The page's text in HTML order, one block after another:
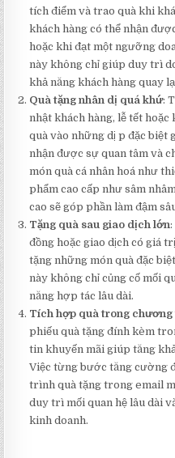
tích điểm và trao quà khi
khách hàng có thể nhận
hoặc khi đạt một ngưỡng
này không chỉ giúp duy trì
khả năng khách hàng quay
Quà tặng nhân dị quá khứ:
nhật khách hàng, lễ tết
quà vào những dị p đặc biệt
nhận được sự quan tâm và
món quà cá nhân hoá như
phẩm cao cấp như sâm
cao sẽ góp phần làm đậm
Tặng quà sau giao dịch lớn
đồng hoặc giao dịch có giá
tặng những món quà đặc
này không chỉ củng cố mối
năng hợp tác lâu dài.
Tích hợp quà trong
phiếu quà tặng đính kèm
tin khuyến mãi giúp tăng
Việc từng bước tăng cường
trình quà tặng trong email
duy trì mối quan hệ lâu dài
kinh doanh.